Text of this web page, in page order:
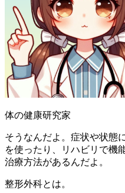
体の健康研究家
そうなんだよ。症状や状態
を使ったり、リハビリで機
治療方法があるんだよ。
整形外科とは。